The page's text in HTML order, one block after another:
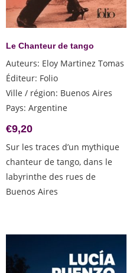
Le Chanteur de tango
Auteurs: Eloy Martinez Tomas
Éditeur: Folio
Ville / région: Buenos Aires
Pays: Argentine
€9,20
Sur les traces d’un mythique
chanteur de tango, dans le
labyrinthe des rues de
Buenos Aires